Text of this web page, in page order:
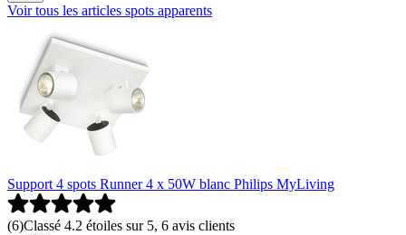
Voir tous les articles spots apparents
Support 4 spots Runner 4 x 50W blanc Philips MyLiving
(6)Classé 4.2 étoiles sur 5, 6 avis clients